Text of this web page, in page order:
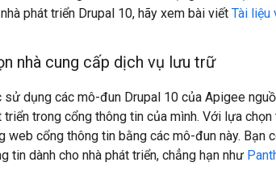
phát triển Drupal 10, hãy xem bài viết Tài liệu
nhà cung cấp dịch vụ lưu trữ
sử dụng các mô-đun Drupal 10 của Apigee
triển trong cổng thông tin của mình. Với lựa
web cổng thông tin bằng các mô-đun này. Bạn
tin dành cho nhà phát triển, chẳng hạn như